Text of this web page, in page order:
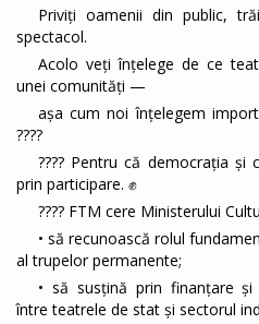
Priviți oamenii din public,
spectacol.
Acolo veți înțelege de ce
unei comunități —
așa cum noi înțelegem
????️
???? Pentru că democrația și
prin participare. ✊
???? FTM cere Ministerului
• să recunoască rolul
al trupelor permanente;
• să susțină prin finanțare
între teatrele de stat și sectorul